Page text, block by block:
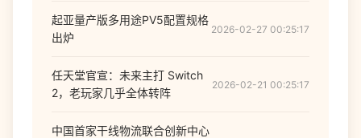
起亚量产版多用途PV5配置规格
出炉
2026-02-27 00:25:17
任天堂官宣：未来主打 Switch
2，老玩家几乎全体转阵
2026-02-21 00:25:17
中国首家干线物流联合创新中心